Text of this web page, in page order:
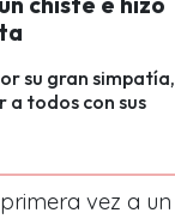
su gran simpatía,
a todos con sus
vez a un